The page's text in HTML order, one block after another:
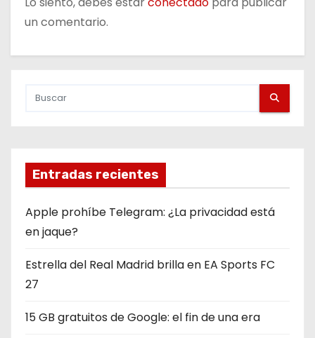
n
t
a
s
un comentario.
Entradas recientes
Apple prohíbe Telegram: ¿La privacidad está
en jaque?
Estrella del Real Madrid brilla en EA Sports FC
27
15 GB gratuitos de Google: el fin de una era